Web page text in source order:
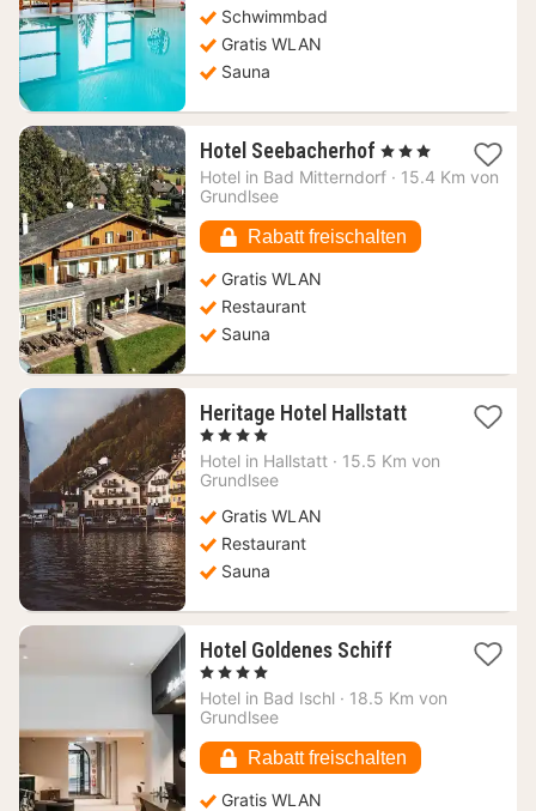
Schwimmbad
Gratis WLAN
Sauna
Hotel Seebacherhof 1
Nacht
€
, 3 Sterne
Hotel in Bad Mitterndorf · 15.4 Km von
Grundlsee
Rabatt freischalten
Gratis WLAN
Restaurant
Sauna
Heritage Hotel Hallstatt1
ab
, 4 Sterne
Hotel in Hallstatt · 15.5 Km von
Grundlsee
Gratis WLAN
Restaurant
Sauna
Hotel Goldenes Schiff1
ab
, 4 Sterne
Hotel in Bad Ischl · 18.5 Km von
Grundlsee
Rabatt freischalten
Gratis WLAN